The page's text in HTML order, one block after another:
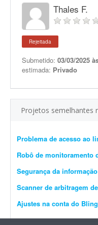
Thales F.
Rejeitada
Submetido: 03/03/2025
estimada: Privado
Projetos semelhantes
Problema de acesso ao
Scanner de arbitragem
Ajustes na conta do Bling